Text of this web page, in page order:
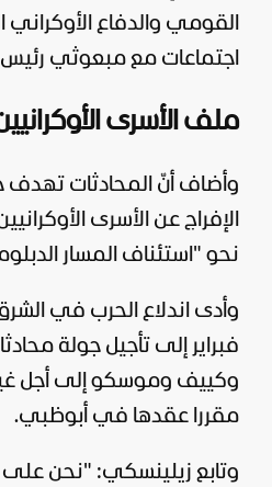
القومي والدفاع
اجتماعات مع مبعوثي رئيس
ملف الأسرى
وأضاف أنّ المحادثات تهدف
الإفراج عن الأسرى
نحو "استئناف المسار
وأدى اندلاع الحرب في
فبراير إلى تأجيل جولة
وكييف وموسكو إلى أجل
مقررا عقدها في أبوظبي.
وتابع زيلينسكي: "نحن على